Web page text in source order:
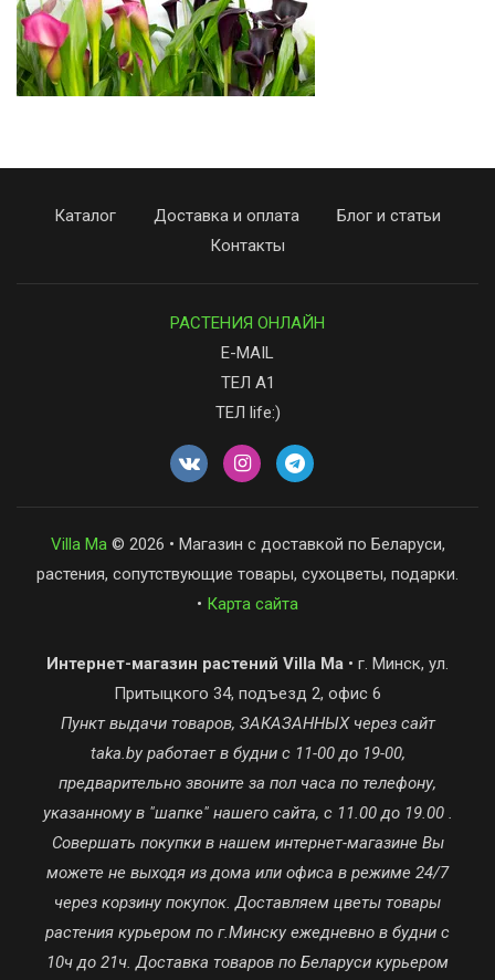
Каталог Доставка и оплата
Блог и статьи
Контакты
РАСТЕНИЯ ОНЛАЙН
E-MAIL
ТЕЛ А1
ТЕЛ life:)
Villa Ma© 2026 • Магазин с доставкой по Беларуси,
растения, сопутствующие товары, сухоцветы, подарки.
• Карта сайта
Интернет-магазин растений Villa Ma • г. Минск, ул.
Притыцкого 34, подъезд 2, офис 6
Пункт выдачи товаров, ЗАКАЗАННЫХ через сайт
taka.by работает в будни с 11-00 до 19-00,
предварительно звоните за пол часа по телефону,
указанному в "шапке" нашего сайта, с 11.00 до 19.00 .
Совершать покупки в нашем интернет-магазине Вы
можете не выходя из дома или офиса в режиме 24/7
через корзину покупок. Доставляем цветы товары
растения курьером по г.Минску ежедневно в будни с
10ч до 21ч. Доставка товаров по Беларуси курьером